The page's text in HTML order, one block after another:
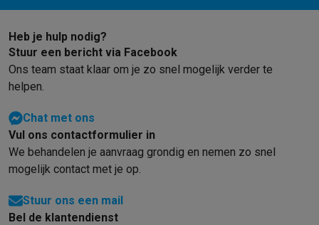
Heb je hulp nodig?
Stuur een bericht via Facebook
Ons team staat klaar om je zo snel mogelijk verder te
helpen.
Chat met ons
Vul ons contactformulier in
We behandelen je aanvraag grondig en nemen zo snel
mogelijk contact met je op.
Stuur ons een mail
Bel de klantendienst